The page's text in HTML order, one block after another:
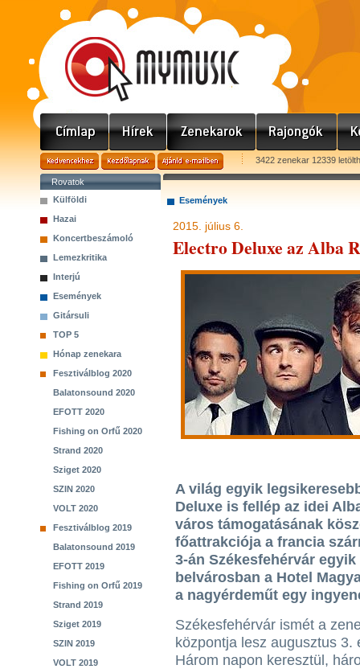
3422 zenekar 12339
Rovatok
Külföldi
Hazai
Koncertbeszámoló
Lemezkritika
Interjú
Események
Gitársuli
TOP 5
Hónap zenekara
Fesztiválblog 2020
Balatonsound 2020
EFOTT 2020
Fishing on Orfű 2020
Strand 2020
Sziget 2020
SZIN 2020
VOLT 2020
Fesztiválblog 2019
Balatonsound 2019
EFOTT 2019
Fishing on Orfű 2019
Strand 2019
Sziget 2019
SZIN 2019
VOLT 2019
Események
2015. július 6.
Electro Deluxe az Alba
A világ egyik
Deluxe is fellép az idei
város támogatásának
főattrakciója a francia
3-án Székesfehérvár
belvárosban a Hotel
a nagyérdeműt egy
Székesfehérvár ismét a
központja lesz augusztus 3.
Három napon keresztül,